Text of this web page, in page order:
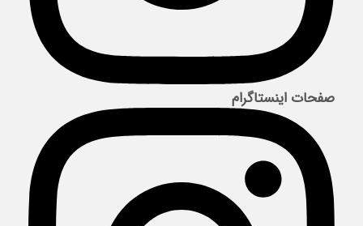
صفحات اینستاگرام